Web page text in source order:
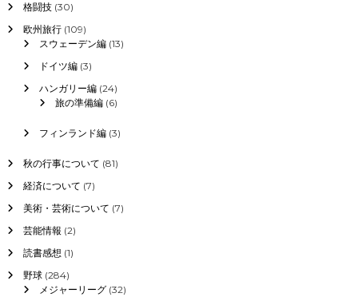
格闘技(30)
欧州旅行(109)
スウェーデン編(13)
ドイツ編(3)
ハンガリー編(24)
旅の準備編(6)
フィンランド編(3)
秋の行事について (81)
経済について (7)
美術・芸術について (7)
芸能情報 (2)
読書感想 (1)
野球(284)
メジャーリーグ(32)